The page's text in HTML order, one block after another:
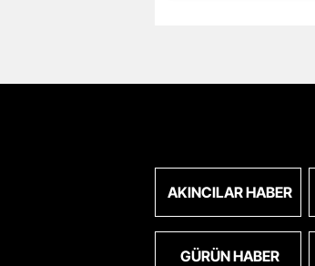
AKINCILAR HABER
GÜRÜN HABER